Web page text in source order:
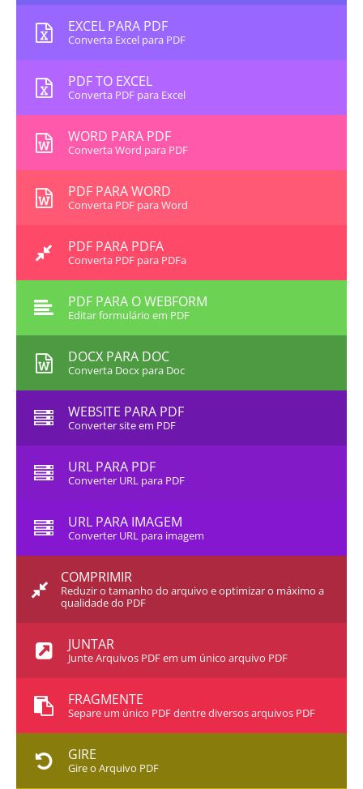
EXCEL PARA PDF
Converta Excel para PDF
PDF TO EXCEL
Converta PDF para Excel
WORD PARA PDF
Converta Word para PDF
PDF PARA WORD
Converta PDF para Word
PDF PARA PDFA
Converta PDF para PDFa
PDF PARA O WEBFORM
Editar formulário em PDF
DOCX PARA DOC
Converta Docx para Doc
WEBSITE PARA PDF
Converter site em PDF
URL PARA PDF
Converter URL para PDF
URL PARA IMAGEM
Converter URL para imagem
COMPRIMIR
Reduzir o tamanho do arquivo e optimizar o máximo a
qualidade do PDF
JUNTAR
Junte Arquivos PDF em um único arquivo PDF
FRAGMENTE
Separe um único PDF dentre diversos arquivos PDF
GIRE
Gire o Arquivo PDF